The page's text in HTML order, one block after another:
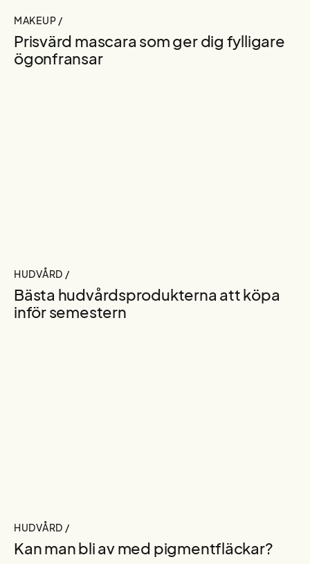
MAKEUP /
Prisvärd mascara som ger dig fylligare
ögonfransar
HUDVÅRD /
Bästa hudvårdsprodukterna att köpa
inför semestern
HUDVÅRD /
Kan man bli av med pigmentfläckar?